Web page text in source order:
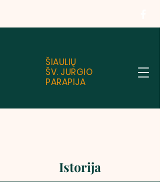
ŠIAULIŲ
ŠV. JURGIO
PARAPIJA
Istorija